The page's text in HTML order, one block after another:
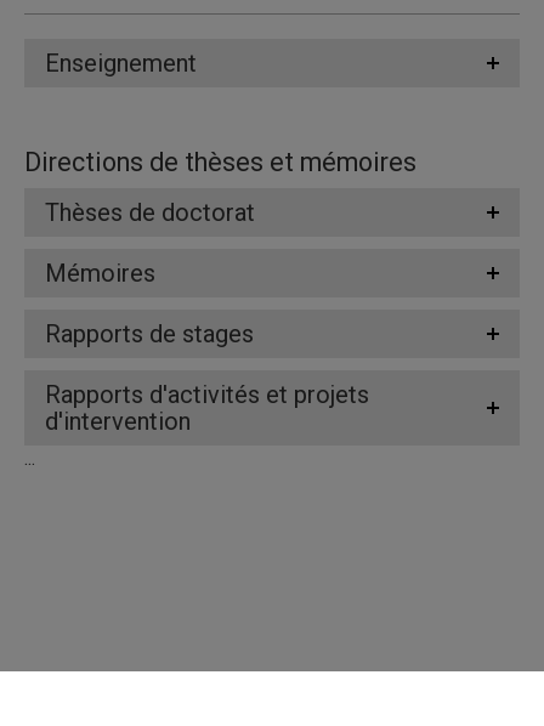
Enseignement
Directions de thèses et mémoires
Thèses de doctorat
Mémoires
Rapports de stages
Rapports d'activités et projets
d'intervention
...